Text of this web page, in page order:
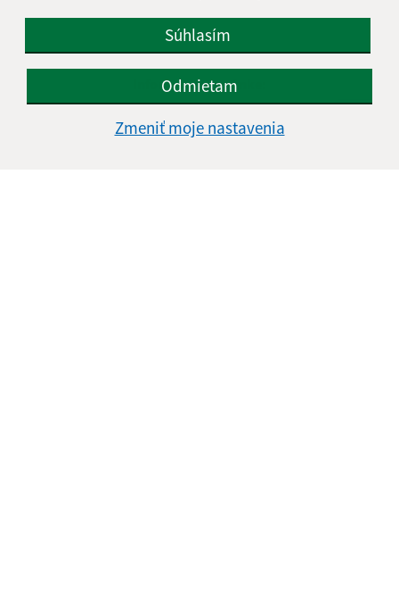
Súhlasím
Odmietam
Zmeniť moje nastavenia
Informácie o stránke:
Vyhlásenie o prístupnosti
Autorské práva